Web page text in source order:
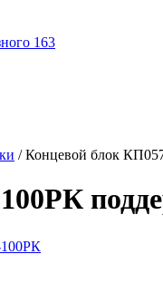
163
/Концевой блок